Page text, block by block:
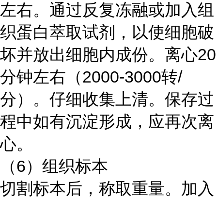
左右。通过反复冻融或加入组
织蛋白萃取试剂，以使细胞破
坏并放出细胞内成份。离心20
分钟左右（2000-3000转/
分）。仔细收集上清。保存过
程中如有沉淀形成，应再次离
心。
（6）组织标本
切割标本后，称取重量。加入